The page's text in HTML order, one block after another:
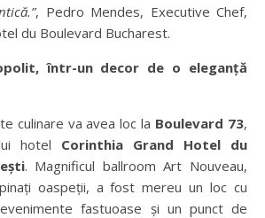
, Pedro Mendes, Executive Chef,
du Boulevard Bucharest.
într-un decor de o eleganță
culinare va avea loc la Boulevard 73,
hotel Corinthia Grand Hotel du
. Magnificul ballroom Art Nouveau,
oaspeții, a fost mereu un loc cu
fastuoase și un punct de